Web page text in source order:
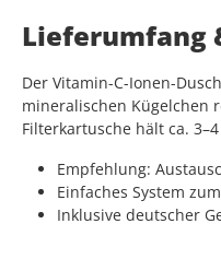
Lieferumfang
Der Vitamin-C-Ionen-
mineralischen Kügelchen
Filterkartusche hält ca.
Empfehlung:
Einfaches System
Inklusive deutscher